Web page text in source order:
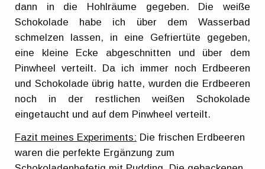
dann in die Hohlräume gegeben. Die weiße
Schokolade habe ich über dem Wasserbad
schmelzen lassen, in eine Gefriertüte gegeben,
eine kleine Ecke abgeschnitten und über dem
Pinwheel verteilt. Da ich immer noch Erdbeeren
und Schokolade übrig hatte, wurden die Erdbeeren
noch in der restlichen weißen Schokolade
eingetaucht und auf dem Pinwheel verteilt.
Fazit meines Experiments: Die frischen Erdbeeren
waren die perfekte Ergänzung zum